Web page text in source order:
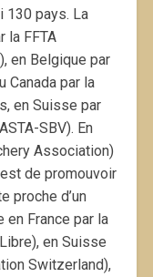
130 pays. La
la FFTA
en Belgique par
Canada par la
en Suisse par
SBV). En
Association)
de promouvoir
proche d’un
France par la
en Suisse
Switzerland),